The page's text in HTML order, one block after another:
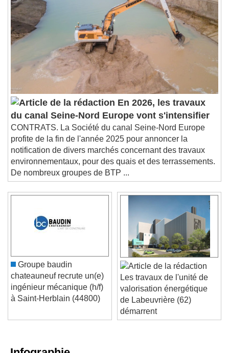
En 2026, les travaux
du canal Seine-Nord Europe vont s'intensifier
CONTRATS. La Société du canal Seine-Nord Europe
profite de la fin de l'année 2025 pour annoncer la
notification de divers marchés concernant des travaux
environnementaux, pour des quais et des terrassements.
De nombreux groupes de BTP ...
Groupe baudin
chateauneuf recrute un(e)
ingénieur mécanique (h/f)
Les travaux de l'unité de
valorisation énergétique
de Labeuvrière (62)
démarrent